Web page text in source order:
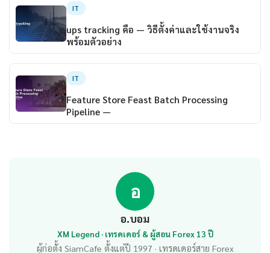
IT
ups tracking คือ — วิธีตั้งค่าและใช้งานจริง
พร้อมตัวอย่าง
IT
Feature Store Feast Batch Processing
Pipeline —
อ
อ.บอม
XM Legend · เทรดเดอร์ & ผู้สอน Forex 13 ปี
ผู้ก่อตั้ง SiamCafe ตั้งแต่ปี 1997 · เทรดเดอร์สาย Forex